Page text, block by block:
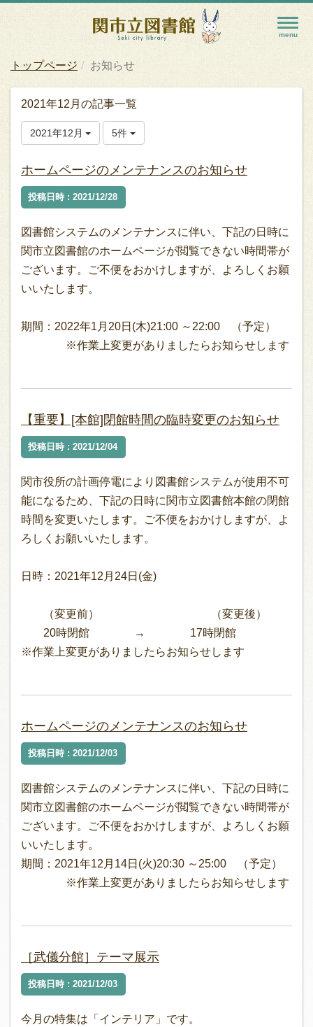
トップページ お知らせ
2021年12月の記事一覧
2021年12月 5件
ホームページのメンテナンスのお知らせ
投稿日時 : 2021/12/28
図書館システムのメンテナンスに伴い、下記の日時に
関市立図書館のホームページが閲覧できない時間帯が
ございます。ご不便をおかけしますが、よろしくお願
いいたします。
期間：2022年1月20日(木)21:00 ～22:00 （予定）
※作業上変更がありましたらお知らせします
【重要】[本館]閉館時間の臨時変更のお知らせ
投稿日時 : 2021/12/04
関市役所の計画停電により図書館システムが使用不可
能になるため、下記の日時に関市立図書館本館の閉館
時間を変更いたします。ご不便をおかけしますが、よ
ろしくお願いいたします。
日時：2021年12月24日(金)
（変更前） （変更後）
20時閉館 → 17時閉館
※作業上変更がありましたらお知らせします
ホームページのメンテナンスのお知らせ
投稿日時 : 2021/12/03
図書館システムのメンテナンスに伴い、下記の日時に
関市立図書館のホームページが閲覧できない時間帯が
ございます。ご不便をおかけしますが、よろしくお願
いいたします。
期間：2021年12月14日(火)20:30 ～25:00 （予定）
※作業上変更がありましたらお知らせします
［武儀分館］テーマ展示
投稿日時 : 2021/12/03
今月の特集は「インテリア」です。